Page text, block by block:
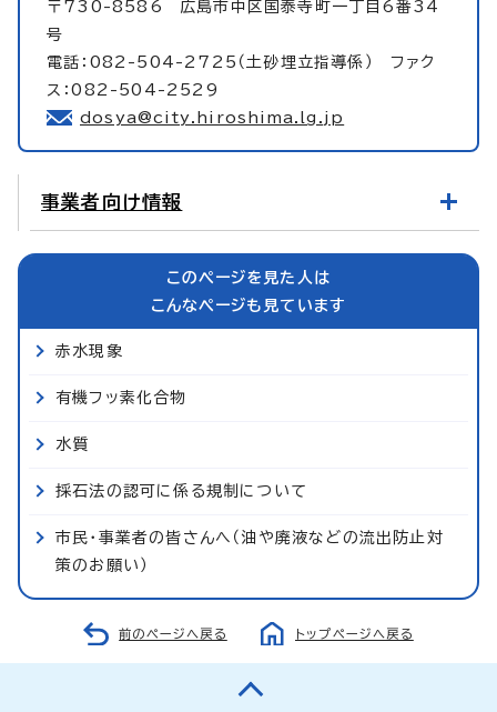
〒730-8586 広島市中区国泰寺町一丁目6番34
号
電話：082-504-2725（土砂埋立指導係） ファク
ス：082-504-2529
dosya@city.hiroshima.lg.jp
事業者向け情報
このページを見た人は
こんなページも見ています
赤水現象
有機フッ素化合物
水質
採石法の認可に係る規制について
市民・事業者の皆さんへ（油や廃液などの流出防止対
策のお願い）
前のページへ戻る トップページへ戻る